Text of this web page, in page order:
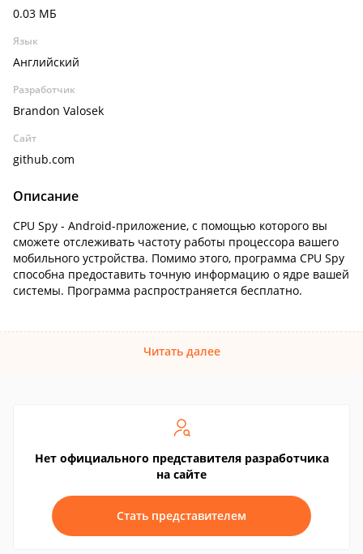
0.03 МБ
Язык
Английский
Разработчик
Brandon Valosek
Сайт
github.com
Описание
CPU Spy - Android-приложение, с помощью которого вы
сможете отслеживать частоту работы процессора вашего
мобильного устройства. Помимо этого, программа CPU Spy
способна предоставить точную информацию о ядре вашей
системы. Программа распространяется бесплатно.
Читать далее
Нет официального представителя разработчика
на сайте
Стать представителем